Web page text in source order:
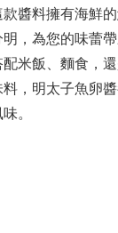
醬料擁有海鮮
，為您的味蕾
米飯、麵食，
，明太子魚卵
。